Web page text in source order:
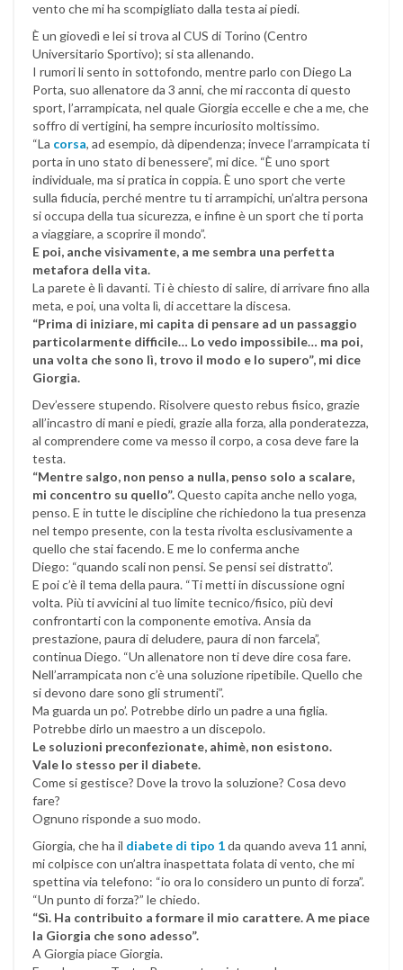
vento che mi ha scompigliato dalla testa ai piedi.
È un giovedì e lei si trova al CUS di Torino (Centro
Universitario Sportivo); si sta allenando.
I rumori li sento in sottofondo, mentre parlo con Diego La
Porta, suo allenatore da 3 anni, che mi racconta di questo
sport, l’arrampicata, nel quale Giorgia eccelle e che a me, che
soffro di vertigini, ha sempre incuriosito moltissimo.
“La corsa, ad esempio, dà dipendenza; invece l’arrampicata ti
porta in uno stato di benessere”, mi dice. “È uno sport
individuale, ma si pratica in coppia. È uno sport che verte
sulla fiducia, perché mentre tu ti arrampichi, un’altra persona
si occupa della tua sicurezza, e infine è un sport che ti porta
a viaggiare, a scoprire il mondo”.
E poi, anche visivamente, a me sembra una perfetta
metafora della vita.
La parete è lì davanti. Ti è chiesto di salire, di arrivare fino alla
meta, e poi, una volta lì, di accettare la discesa.
“Prima di iniziare, mi capita di pensare ad un passaggio
particolarmente difficile… Lo vedo impossibile… ma poi,
una volta che sono lì, trovo il modo e lo supero”, mi dice
Giorgia.
Dev’essere stupendo. Risolvere questo rebus fisico, grazie
all’incastro di mani e piedi, grazie alla forza, alla ponderatezza,
al comprendere come va messo il corpo, a cosa deve fare la
testa.
“Mentre salgo, non penso a nulla, penso solo a scalare,
mi concentro su quello”.Questo capita anche nello yoga,
penso. E in tutte le discipline che richiedono la tua presenza
nel tempo presente, con la testa rivolta esclusivamente a
quello che stai facendo. E me lo conferma anche
Diego: “quando scali non pensi. Se pensi sei distratto”.
E poi c’è il tema della paura. “Ti metti in discussione ogni
volta. Più ti avvicini al tuo limite tecnico/fisico, più devi
confrontarti con la componente emotiva. Ansia da
prestazione, paura di deludere, paura di non farcela”,
continua Diego. “Un allenatore non ti deve dire cosa fare.
Nell’arrampicata non c’è una soluzione ripetibile. Quello che
si devono dare sono gli strumenti”.
Ma guarda un po’. Potrebbe dirlo un padre a una figlia.
Potrebbe dirlo un maestro a un discepolo.
Le soluzioni preconfezionate, ahimè, non esistono.
Vale lo stesso per il diabete.
Come si gestisce? Dove la trovo la soluzione? Cosa devo
fare?
Ognuno risponde a suo modo.
Giorgia, che ha il diabete di tipo 1da quando aveva 11 anni,
mi colpisce con un’altra inaspettata folata di vento, che mi
spettina via telefono: “io ora lo considero un punto di forza”.
“Un punto di forza?” le chiedo.
“Sì. Ha contribuito a formare il mio carattere. A me piace
la Giorgia che sono adesso”.
A Giorgia piace Giorgia.